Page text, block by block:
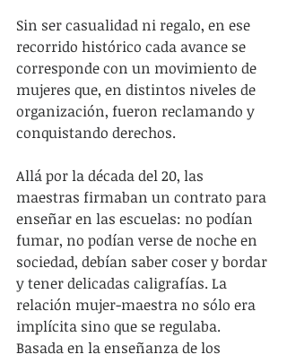
Sin ser casualidad ni regalo, en ese
recorrido histórico cada avance se
corresponde con un movimiento de
mujeres que, en distintos niveles de
organización, fueron reclamando y
conquistando derechos.
Allá por la década del 20, las
maestras firmaban un contrato para
enseñar en las escuelas: no podían
fumar, no podían verse de noche en
sociedad, debían saber coser y bordar
y tener delicadas caligrafías. La
relación mujer-maestra no sólo era
implícita sino que se regulaba.
Basada en la enseñanza de los